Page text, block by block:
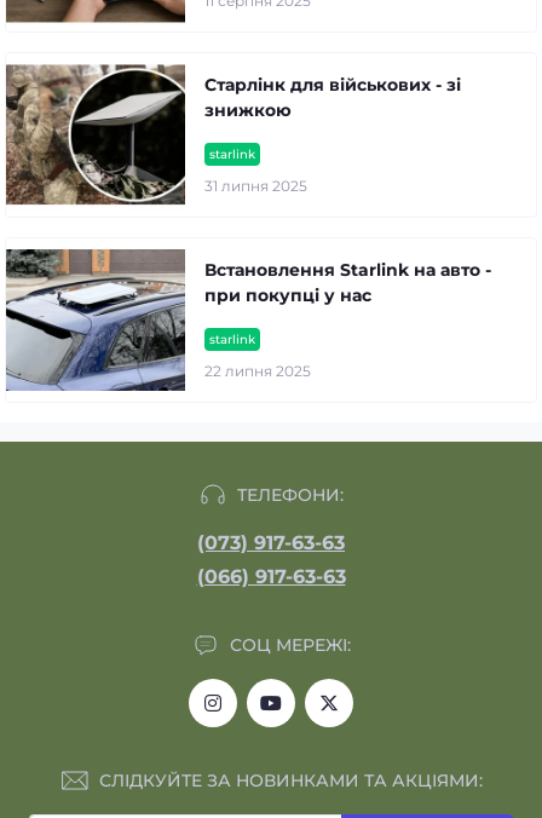
starlink
31 липня 2025
Старлінк для військових - зі
знижкою
starlink
22 липня 2025
Встановлення Starlink на авто -
при покупці у нас
ТЕЛЕФОНИ:
(073) 917-63-63
(066) 917-63-63
СОЦ МЕРЕЖІ:
СЛІДКУЙТЕ ЗА НОВИНКАМИ ТА АКЦІЯМИ: